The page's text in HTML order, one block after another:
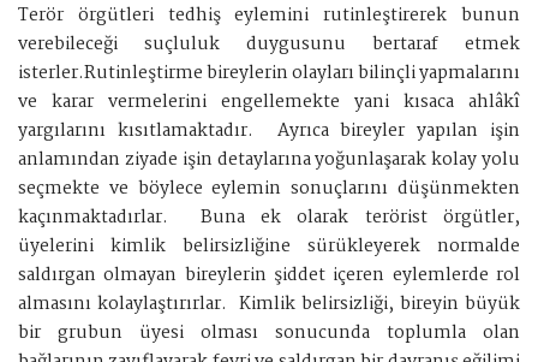
Terör örgütleri tedhiş eylemini rutinleştirerek bunun
verebileceği suçluluk duygusunu bertaraf etmek
isterler.Rutinleştirme bireylerin olayları bilinçli yapmalarını
ve karar vermelerini engellemekte yani kısaca ahlâkî
yargılarını kısıtlamaktadır. Ayrıca bireyler yapılan işin
anlamından ziyade işin detaylarına yoğunlaşarak kolay yolu
seçmekte ve böylece eylemin sonuçlarını düşünmekten
kaçınmaktadırlar. Buna ek olarak terörist örgütler,
üyelerini kimlik belirsizliğine sürükleyerek normalde
saldırgan olmayan bireylerin şiddet içeren eylemlerde rol
almasını kolaylaştırırlar. Kimlik belirsizliği, bireyin büyük
bir grubun üyesi olması sonucunda toplumla olan